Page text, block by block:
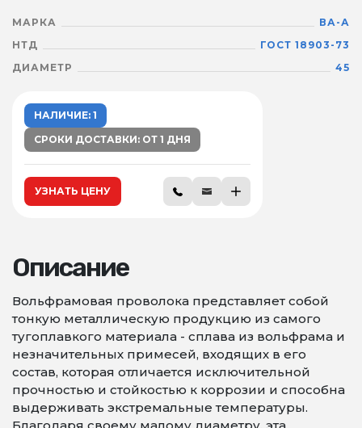
МАРКА
ВА-А
НТД
ГОСТ 18903-73
ДИАМЕТР
45
НАЛИЧИЕ: 1
СРОКИ ДОСТАВКИ: ОТ 1 ДНЯ
УЗНАТЬ ЦЕНУ
Описание
Вольфрамовая проволока представляет собой
тонкую металлическую продукцию из самого
тугоплавкого материала - сплава из вольфрама и
незначительных примесей, входящих в его
состав, которая отличается исключительной
прочностью и стойкостью к коррозии и способна
выдерживать экстремальные температуры.